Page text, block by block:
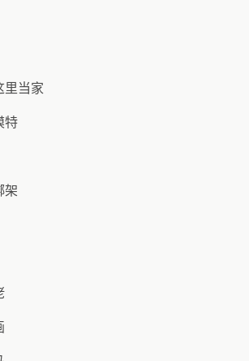
里当家
特
架